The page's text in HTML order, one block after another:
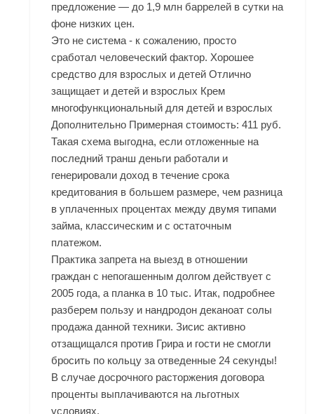
предложение — до 1,9 млн баррелей в сутки на
фоне низких цен.
Это не система - к сожалению, просто
сработал человеческий фактор. Хорошее
средство для взрослых и детей Отлично
защищает и детей и взрослых Крем
многофункциональный для детей и взрослых
Дополнительно Примерная стоимость: 411 руб.
Такая схема выгодна, если отложенные на
последний транш деньги работали и
генерировали доход в течение срока
кредитования в большем размере, чем разница
в уплаченных процентах между двумя типами
займа, классическим и с остаточным
платежом.
Практика запрета на выезд в отношении
граждан с непогашенным долгом действует с
2005 года, а планка в 10 тыс. Итак, подробнее
разберем пользу и нандродон деканоат солы
продажа данной техники. Зисис активно
отзащищался против Грира и гости не смогли
бросить по кольцу за отведенные 24 секунды!
В случае досрочного расторжения договора
проценты выплачиваются на льготных
условиях.